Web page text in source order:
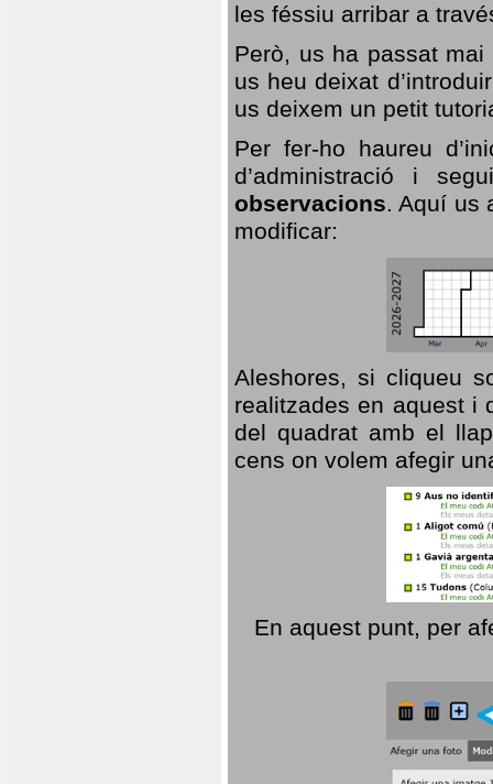
les féssiu arribar a
Però, us ha passat
us heu deixat
us deixem un petit
Per fer-ho haureu
d’administració i
observacions. Aquí us
modificar:
Aleshores, si cliqueu
realitzades en aquest i
del quadrat amb el
cens on volem afegir
En aquest punt, per